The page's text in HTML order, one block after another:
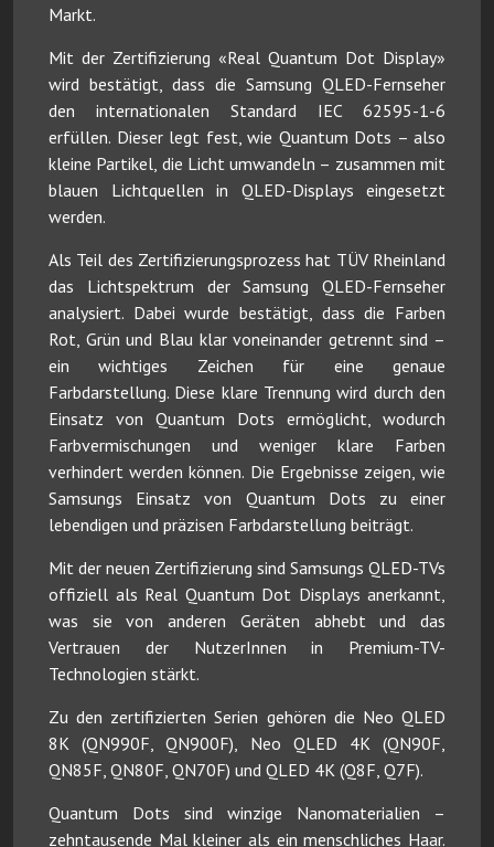
Markt.
Mit der Zertifizierung «Real Quantum Dot Display»
wird bestätigt, dass die Samsung QLED-Fernseher
den internationalen Standard IEC 62595-1-6
erfüllen. Dieser legt fest, wie Quantum Dots – also
kleine Partikel, die Licht umwandeln – zusammen mit
blauen Lichtquellen in QLED-Displays eingesetzt
werden.
Als Teil des Zertifizierungsprozess hat TÜV Rheinland
das Lichtspektrum der Samsung QLED-Fernseher
analysiert. Dabei wurde bestätigt, dass die Farben
Rot, Grün und Blau klar voneinander getrennt sind –
ein wichtiges Zeichen für eine genaue
Farbdarstellung. Diese klare Trennung wird durch den
Einsatz von Quantum Dots ermöglicht, wodurch
Farbvermischungen und weniger klare Farben
verhindert werden können. Die Ergebnisse zeigen, wie
Samsungs Einsatz von Quantum Dots zu einer
lebendigen und präzisen Farbdarstellung beiträgt.
Mit der neuen Zertifizierung sind Samsungs QLED-TVs
offiziell als Real Quantum Dot Displays anerkannt,
was sie von anderen Geräten abhebt und das
Vertrauen der NutzerInnen in Premium-TV-
Technologien stärkt.
Zu den zertifizierten Serien gehören die Neo QLED
8K (QN990F, QN900F), Neo QLED 4K (QN90F,
QN85F, QN80F, QN70F) und QLED 4K (Q8F, Q7F).
Quantum Dots sind winzige Nanomaterialien –
zehntausende Mal kleiner als ein menschliches Haar.